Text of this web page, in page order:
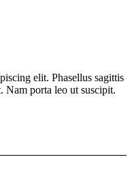
elit. Phasellus sagittis
Nam porta leo ut suscipit.